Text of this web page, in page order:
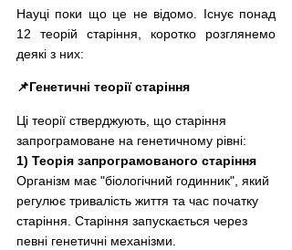
Науці поки що це не відомо. Існує понад
12 теорій старіння, коротко розглянемо
деякі з них:
📌Генетичні теорії старіння
Ці теорії стверджують, що старіння
запрограмоване на генетичному рівні:
1) Теорія запрограмованого старіння
Організм має "біологічний годинник", який
регулює тривалість життя та час початку
старіння. Старіння запускається через
певні генетичні механізми.